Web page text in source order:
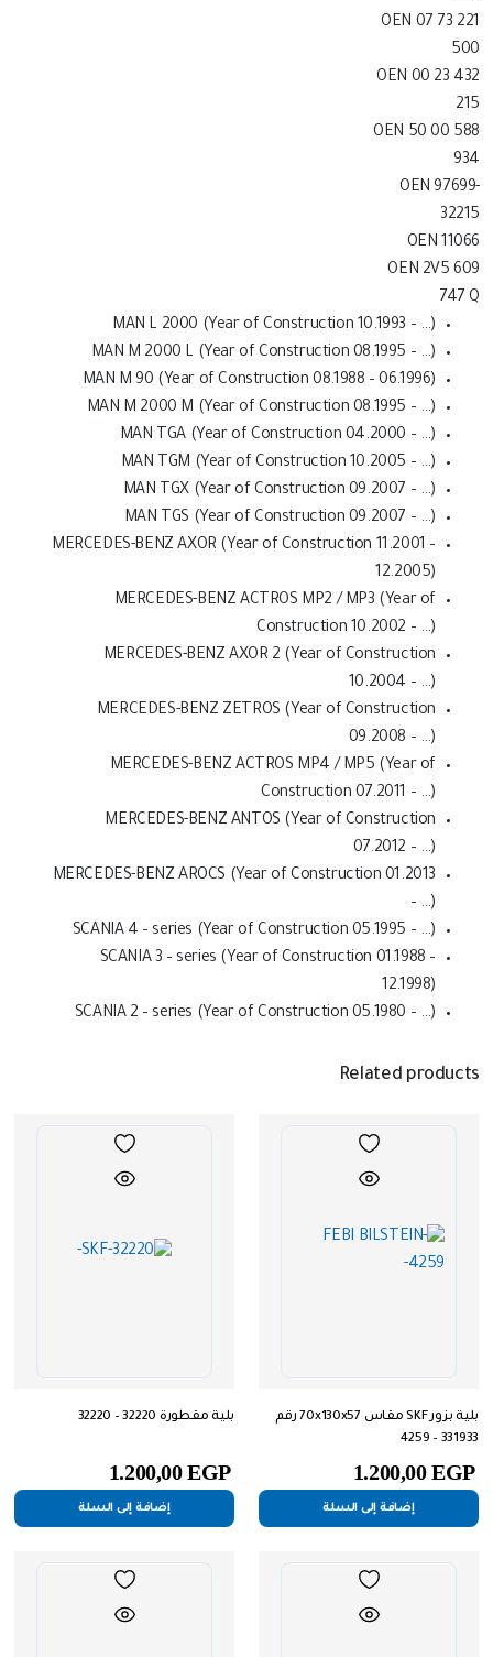
OEN 07 73 221
500
OEN 00 23 432
215
OEN 50 00 588
934
OEN 97699-
32215
OEN 11066
OEN 2V5 609
747 Q
MAN L 2000 (Year of Construction 10.1993 – …)
MAN M 2000 L (Year of Construction 08.1995 – …)
MAN M 90 (Year of Construction 08.1988 – 06.1996)
MAN M 2000 M (Year of Construction 08.1995 – …)
MAN TGA (Year of Construction 04.2000 – …)
MAN TGM (Year of Construction 10.2005 – …)
MAN TGX (Year of Construction 09.2007 – …)
MAN TGS (Year of Construction 09.2007 – …)
MERCEDES-BENZ AXOR (Year of Construction 11.2001 –
12.2005)
MERCEDES-BENZ ACTROS MP2 / MP3 (Year of
Construction 10.2002 – …)
MERCEDES-BENZ AXOR 2 (Year of Construction
10.2004 – …)
MERCEDES-BENZ ZETROS (Year of Construction
09.2008 – …)
MERCEDES-BENZ ACTROS MP4 / MP5 (Year of
Construction 07.2011 – …)
MERCEDES-BENZ ANTOS (Year of Construction
07.2012 – …)
MERCEDES-BENZ AROCS (Year of Construction 01.2013
– …)
SCANIA 4 – series (Year of Construction 05.1995 – …)
SCANIA 3 – series (Year of Construction 01.1988 –
12.1998)
SCANIA 2 – series (Year of Construction 05.1980 – …)
Related products
بلية بزور SKF مقاس 70x130x57 رقم
331933 – 4259
1.200,00EGP
إضافة إلى السلة
بلية مقطورة 32220 – 32220
1.200,00EGP
إضافة إلى السلة